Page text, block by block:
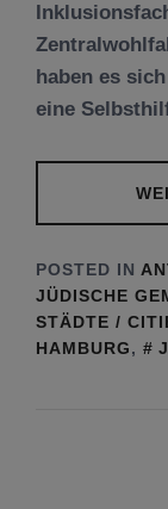
haben es
eine
POSTED IN
JÜDISCHE
STÄDTE /
HAMBURG,